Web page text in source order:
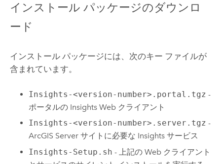
インストール パッケージのダウンロ
ード
インストール パッケージには、次のキー ファイルが
含まれています。
Insights-<version-number>.portal.tgz -
ポータルの Insights Web クライアント
Insights-<version-number>.server.tgz -
ArcGIS Server サイトに必要な Insights サービス
Insights-Setup.sh - 上記の Web クライアント